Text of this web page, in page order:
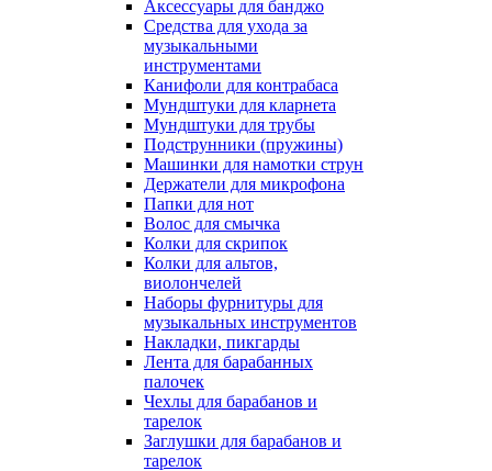
Аксессуары для банджо
Средства для ухода за
музыкальными
инструментами
Канифоли для контрабаса
Мундштуки для кларнета
Мундштуки для трубы
Подструнники (пружины)
Машинки для намотки струн
Держатели для микрофона
Папки для нот
Волос для смычка
Колки для скрипок
Колки для альтов,
виолончелей
Наборы фурнитуры для
музыкальных инструментов
Накладки, пикгарды
Лента для барабанных
палочек
Чехлы для барабанов и
тарелок
Заглушки для барабанов и
тарелок